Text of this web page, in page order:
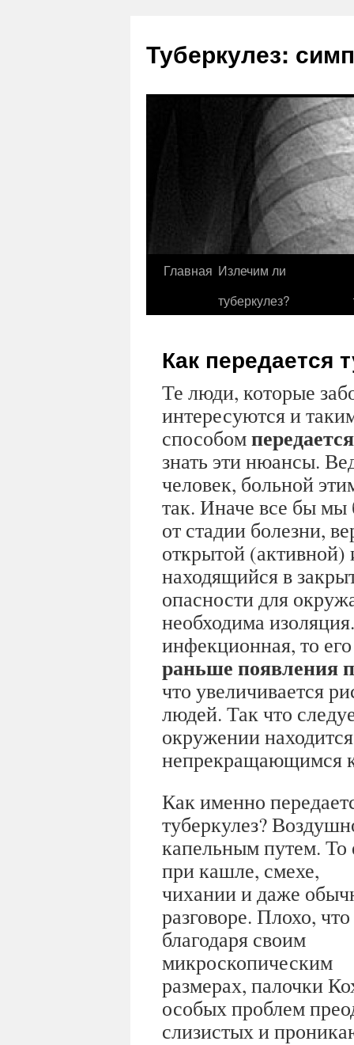
Туберкулез:
Главная Излечим ли
туберкулез?
Как передается
Те люди, которые
интересуются и
способом
знать эти нюансы.
человек, больной
так. Иначе все бы
от стадии болезни,
открытой
находящийся в
опасности для
необходима
инфекционная, то
раньше появления
что увеличивается
людей. Так что
окружении
непрекращающимся
Как именно
туберкулез?
капельным путем. То
при кашле, смехе,
чихании и даже
разговоре. Плохо, что
благодаря своим
микроскопическим
размерах, палочки
особых проблем
слизистых и